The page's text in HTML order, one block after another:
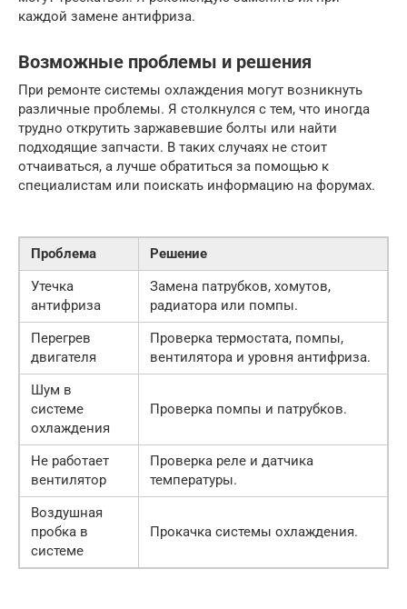
каждой замене антифриза.
Возможные проблемы и решения
При ремонте системы охлаждения могут возникнуть
различные проблемы. Я столкнулся с тем, что иногда
трудно открутить заржавевшие болты или найти
подходящие запчасти. В таких случаях не стоит
отчаиваться, а лучше обратиться за помощью к
специалистам или поискать информацию на форумах.
Проблема
Решение
Утечка
антифриза
Замена патрубков, хомутов,
радиатора или помпы.
Перегрев
двигателя
Проверка термостата, помпы,
вентилятора и уровня антифриза.
Шум в
системе
охлаждения
Проверка помпы и патрубков.
Не работает
вентилятор
Проверка реле и датчика
температуры.
Воздушная
пробка в
системе
Прокачка системы охлаждения.